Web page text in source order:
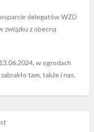
delegatów WZD
związku z obecną
w ogrodach
tam, także i nas.